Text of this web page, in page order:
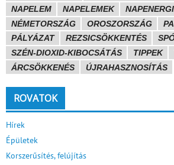
NAPELEM
NAPELEMEK
NÉMETORSZÁG
OROSZORSZÁG
PÁLYÁZAT
REZSICSÖKKENTÉS
SZÉN-DIOXID-KIBOCSÁTÁS
TIPPEK
ÁRCSÖKKENÉS
ÚJRAHASZNOSÍTÁS
ROVATOK
Hírek
Épületek
Korszerűsítés, felújítás